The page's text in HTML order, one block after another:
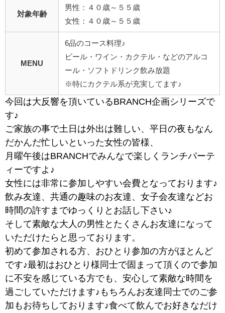
対象年齢
男性：４０歳～５５歳
女性：４０歳～５５歳
MENU
6品のコース料理♪
ビール・ワイン・カクテル・などのアルコ
ール・ソフトドリンク飲み放題
※特にカクテル系が充実してます♪
今回は大反響を頂いているBRANCH企画シリーズで
す♪
ご家族の事で土日は外出は難しい、平日の夜もなん
だかんだ忙しいといった女性の皆様、
月曜午後はBRANCHでみんなで楽しくランチパーテ
ィーですよ♪
女性には非常に参加しやすい会費となっております♪
飲み友達、共通の趣味のお友達、女子会友達などお
時間の許すまでゆっくりとお話し下さい♪
そして素敵な大人の男性とたくさんお友達になって
いただけたらと思っております。
初めて参加される方、おひとり参加の方がほとんど
です♪最初はおひとり様同士で固まって頂くので参加
に不安を感じている方でも、安心して素敵な時間を
過ごしていただけます♪もちろんお友達同士でのご参
加もお待ちしております♪食べて飲んでお好きなだけ